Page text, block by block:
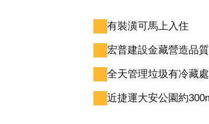
有裝潢可馬上入住
宏普建設金藏營造品
全天管理垃圾有冷藏
近捷運大安公園約